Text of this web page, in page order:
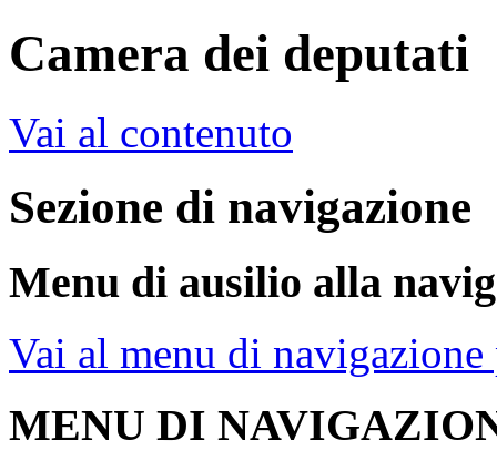
Camera dei deputati
Vai al contenuto
Sezione di navigazione
Menu di ausilio alla
Vai al menu di
MENU DI